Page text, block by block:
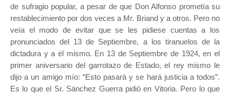
de sufragio popular, a pesar de que Don Alfonso prometía su
restablecimiento por dos veces a Mr. Briand y a otros. Pero no
veía el modo de evitar que se les pidiese cuentas a los
pronunciados del 13 de Septiembre, a los tiranuelos de la
dictadura y a él mismo. En 13 de Septiembre de 1924, en el
primer aniversario del garrotazo de Estado, el rey mismo le
dijo a un amigo mío: “Esto pasará y se hará justicia a todos”.
Es lo que el Sr. Sánchez Guerra pidió en Vitoria. Pero lo que